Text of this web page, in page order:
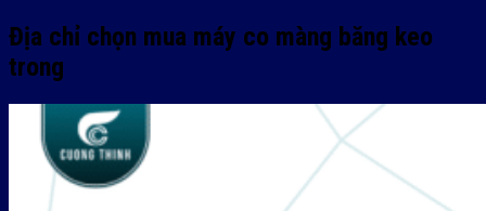
Địa chỉ chọn mua máy co màng băng keo
trong